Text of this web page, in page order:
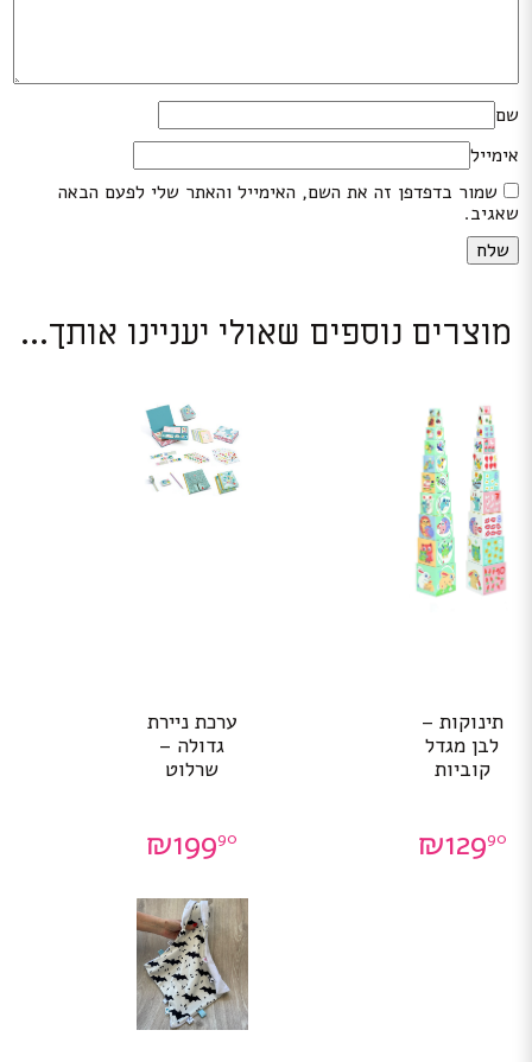
שם
אימייל
שמור בדפדפן זה את השם, האימייל והאתר שלי לפעם הבאה
שאגיב.
מוצרים נוספים שאולי יעניינו אותך...
תינוקות –
לבן מגדל
קוביות
₪12990
ערכת ניירת
גדולה –
שרלוט
₪19990